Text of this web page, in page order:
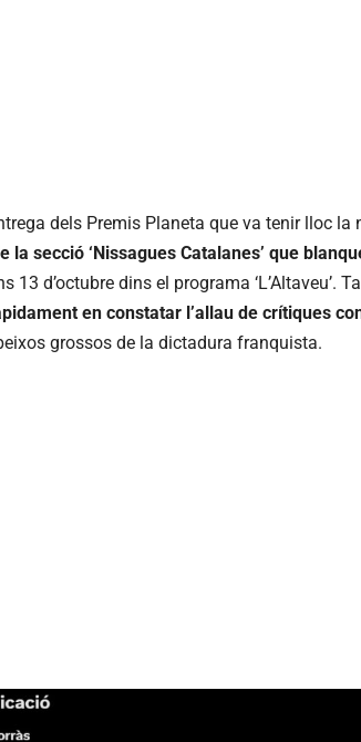
dels Premis Planeta que va tenir lloc la
secció ‘Nissagues Catalanes’ que
d’octubre dins el programa ‘L’Altaveu’.
en constatar l’allau de crítiques
grossos de la dictadura franquista.